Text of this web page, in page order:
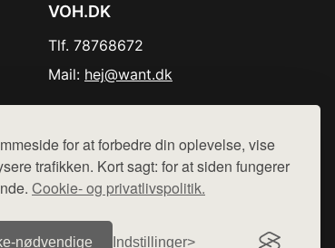
for at forbedre din oplevelse, vise
trafikken. Kort sagt: for at siden fungerer
Cookie- og privatlivspolitik.
Indstillinger
VOH.DK
Tlf. 78768672
Mail: hej@want.dk
varer fra denne side - vi henviser til de shops,